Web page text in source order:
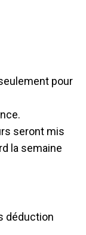
pour
seront mis
la semaine
déduction